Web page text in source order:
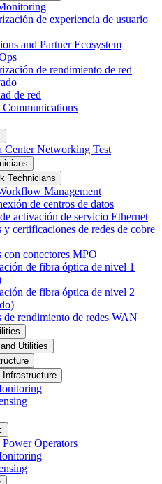
de experiencia de usuario
and Partner Ecosystem
de rendimiento de red
de red
Center Networking Test
Technicians
Management
de centros de datos
activación de servicio Ethernet
y certificaciones de redes de cobre
con conectores MPO
de fibra óptica de nivel 1
de fibra óptica de nivel 2
de rendimiento de redes WAN
Utilities
Infrastructure
Operators